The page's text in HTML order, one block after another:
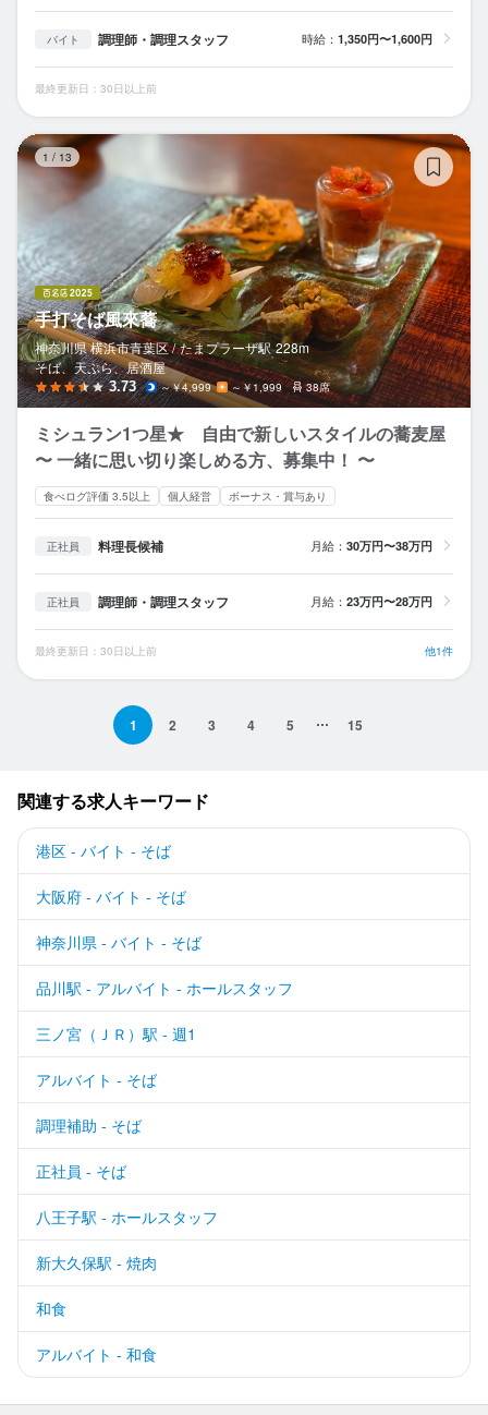
バイト 調理師・調理スタッフ 時給： 1,350円〜1,600円
最終更新日：30日以上前
1 / 13
手打そば風來蕎
神奈川県 横浜市青葉区 / たまプラーザ駅 228m
そば、天ぷら、居酒屋
3.73 ～￥4,999 ～￥1,999 38席
ミシュラン1つ星★ 自由で新しいスタイルの蕎麦屋
〜 一緒に思い切り楽しめる方、募集中！ 〜
食べログ評価 3.5以上 個人経営 ボーナス・賞与あり
正社員 料理長候補 月給： 30万円〜38万円
正社員 調理師・調理スタッフ 月給： 23万円〜28万円
最終更新日：30日以上前 他1件
1 2 3 4 5 15
関連する求人キーワード
港区 - バイト - そば
大阪府 - バイト - そば
神奈川県 - バイト - そば
品川駅 - アルバイト - ホールスタッフ
三ノ宮（ＪＲ）駅 - 週1
アルバイト - そば
調理補助 - そば
正社員 - そば
八王子駅 - ホールスタッフ
新大久保駅 - 焼肉
和食
アルバイト - 和食